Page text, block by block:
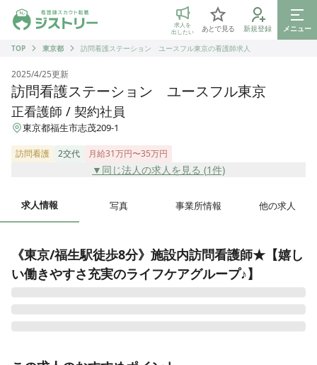
ジストリー 看護師の転職マッチング
求人を
出したい
あとで見る 新規登録
メニュー
TOP
東京都 訪問看護ステーション ユースフル東京の看護師求人
2025/4/25更新
訪問看護ステーション ユースフル東京
正看護師 / 契約社員
東京都福生市志茂209-1
訪問看護 2交代 月給31万円〜35万円
▼同じ法人の求人を見る (1件)
求人情報 写真 事業所情報 他の求人
《東京/福生駅徒歩8分》施設内訪問看護師★【嬉し
い働きやすさ充実のライフケアグループ♪】
ーション!!!◆